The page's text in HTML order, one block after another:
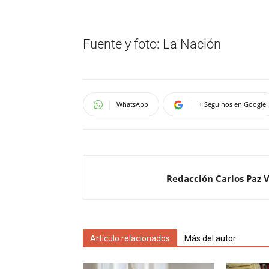
Fuente y foto: La Nación
WhatsApp + Seguinos en Google
Redacción Carlos Paz
Artículo relacionados Más del autor